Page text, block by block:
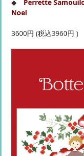
◆
Perrette
Noel
3600円 (税込3960円 )